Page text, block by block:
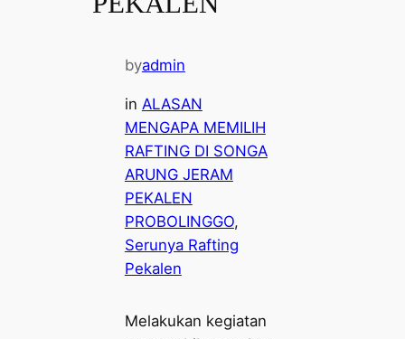
byadmin
in ALASAN
MENGAPA MEMILIH
RAFTING DI SONGA
ARUNG JERAM
PEKALEN
PROBOLINGGO
Serunya Rafting
Pekalen
Melakukan kegiatan